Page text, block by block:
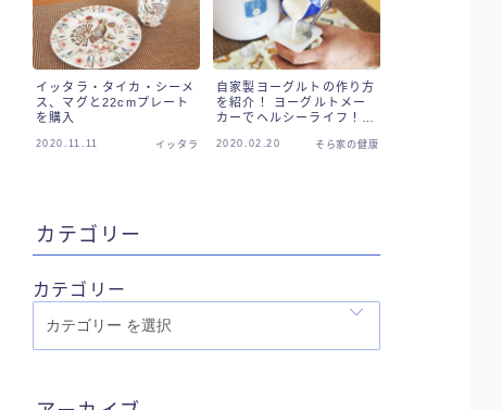
イッタラ・タイカ・シーメ
ス、マグと22cmプレート
を購入
2020.11.11 イッタラ
自家製ヨーグルトの作り方
を紹介！ ヨーグルトメー
カーでヘルシーライフ！
ルト。
2020.02.20 そら家の健康
カテゴリー
カテゴリー